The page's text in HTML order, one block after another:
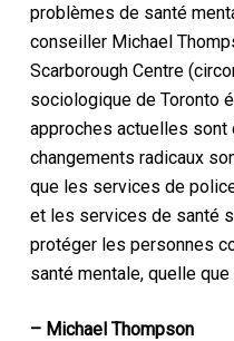
problèmes de santé
conseiller Michael
Scarborough Centre
sociologique de Toronto
approches actuelles
changements radicaux
que les services de
et les services de santé
protéger les personnes
santé mentale, quelle
– Michael Thompson